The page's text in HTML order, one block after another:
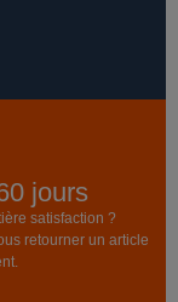
jours
satisfaction ?
retourner un article